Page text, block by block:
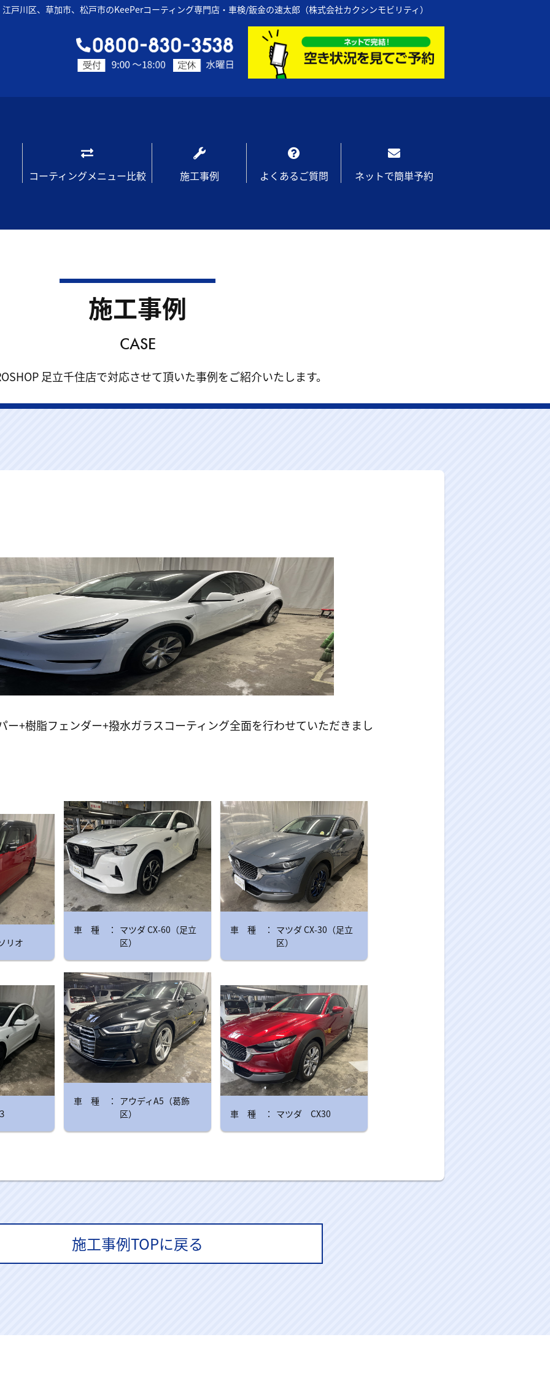
戸川区、草加市、松戸市のKeePerコーティング専門店・車検/鈑金の速太郎（株式会社カクシンモビリティ）
コーティングメニュー比較 施工事例 よくあるご質問 ネットで簡単予約
施工事例
CASE
足立千住店で対応させて頂いた事例をご紹介いたします。
ー+樹脂フェンダー+撥水ガラスコーティング全面を行わせていただきまし
リオ
マツダ CX-60（足立
区）
マツダ CX-30（足立
区）
アウディA5（葛飾
区）
マツダ CX30
施工事例TOPに戻る